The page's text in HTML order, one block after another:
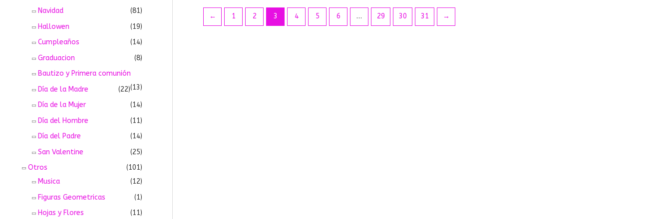
Navidad
(81)
Hallowen
(19)
Cumpleaños
(14)
Graduacion
(8)
Bautizo y Primera comunión
(13)
Día de la Madre
(22)
Día de la Mujer
(14)
Día del Hombre
(11)
Día del Padre
(14)
San Valentine
(25)
Otros
(101)
Musica
(12)
Figuras Geometricas
(1)
Hojas y Flores
(11)
← 1 2 3 4 5 6 … 29 30 31 →